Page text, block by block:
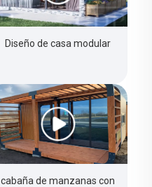
Diseño de casa modular
cabaña de manzanas con